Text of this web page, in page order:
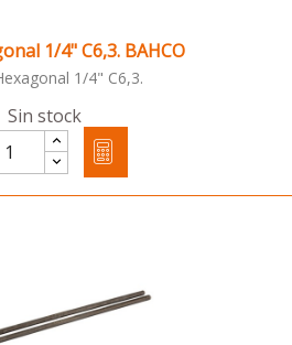
1/4" C6,3. BAHCO
1/4" C6,3.
Sin stock